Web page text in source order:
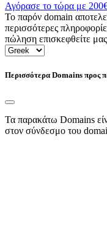
Αγόρασε το τώρα με
Το παρόν domain
περισσότερες
πώληση επισκεφθείτε
Περισσότερα Domains προς
Τα παρακάτω Domains
στον σύνδεσμο του